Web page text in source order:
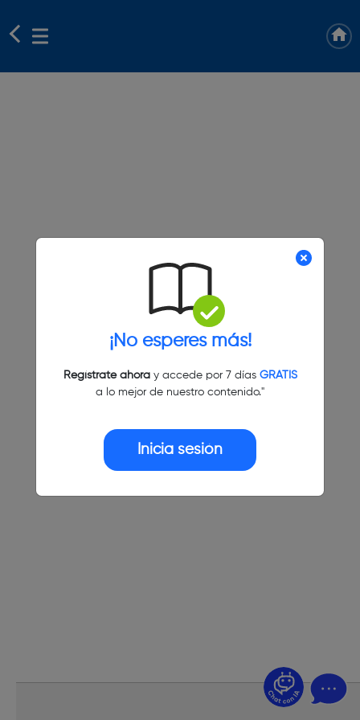
¡No esperes más!
Regístrate ahoray accede por 7 días GRATIS
a lo mejor de nuestro contenido."
Inicia sesión